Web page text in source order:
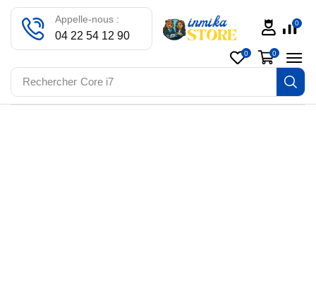
Rechercher Core i7
Appelle-nous :
04 22 54 12 90
0
0 0